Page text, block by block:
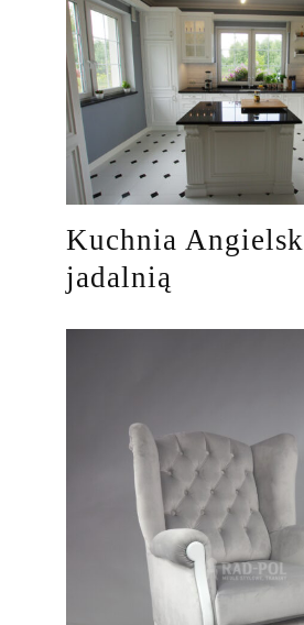
Kuchnia
jadalnią